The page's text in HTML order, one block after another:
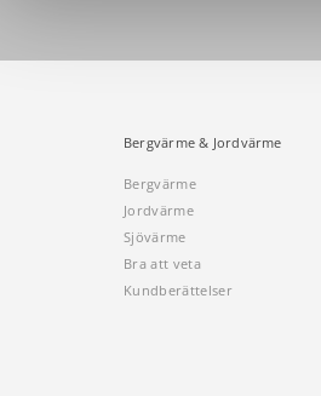
Bergvärme & Jordvärme
Bergvärme
Jordvärme
Sjövärme
Bra att veta
Kundberättelser